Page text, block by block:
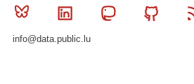
Bluesky Linkedin Mastodon
info@data.public.lu